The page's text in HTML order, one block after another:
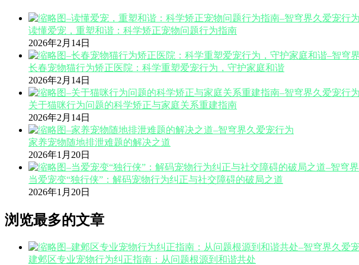
读懂爱宠，重塑和谐：科学矫正宠物问题行为指南
2026年2月14日
长春宠物猫行为矫正医院：科学重塑爱宠行为，守护家庭和谐
2026年2月14日
关于猫咪行为问题的科学矫正与家庭关系重建指南
2026年2月14日
家养宠物随地排泄难题的解决之道
2026年1月20日
当爱宠变“独行侠”：解码宠物行为纠正与社交障碍的破局之道
2026年1月20日
浏览最多的文章
建邺区专业宠物行为纠正指南：从问题根源到和谐共处